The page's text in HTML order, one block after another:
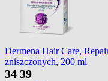
Dermena Hair Care,
zniszczonych, 200 ml
34 39